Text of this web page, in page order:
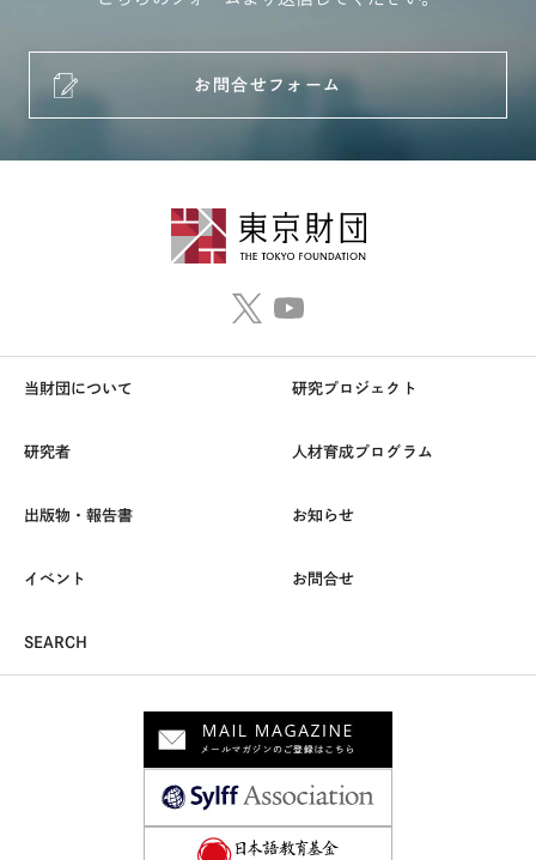
お問合せフォーム
当財団について 研究プロジェクト
研究者 人材育成プログラム
出版物・報告書 お知らせ
イベント お問合せ
SEARCH